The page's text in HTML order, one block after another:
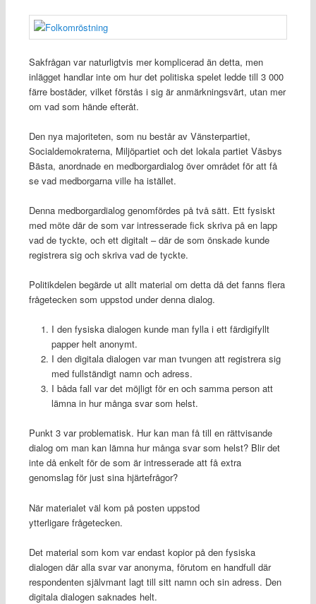
Sakfrågan var naturligtvis mer komplicerad än detta, men
inlägget handlar inte om hur det politiska spelet ledde till 3 000
färre bostäder, vilket förstås i sig är anmärkningsvärt, utan mer
om vad som hände efteråt.
Den nya majoriteten, som nu består av Vänsterpartiet,
Socialdemokraterna, Miljöpartiet och det lokala partiet Väsbys
Bästa, anordnade en medborgardialog över området för att få
se vad medborgarna ville ha istället.
Denna medborgardialog genomfördes på två sätt. Ett fysiskt
med möte där de som var intresserade fick skriva på en lapp
vad de tyckte, och ett digitalt – där de som önskade kunde
registrera sig och skriva vad de tyckte.
Politikdelen begärde ut allt material om detta då det fanns flera
frågetecken som uppstod under denna dialog.
I den fysiska dialogen kunde man fylla i ett färdigifyllt
papper helt anonymt.
I den digitala dialogen var man tvungen att registrera sig
med fullständigt namn och adress.
I båda fall var det möjligt för en och samma person att
lämna in hur många svar som helst.
Punkt 3 var problematisk. Hur kan man få till en rättvisande
dialog om man kan lämna hur många svar som helst? Blir det
inte då enkelt för de som är intresserade att få extra
genomslag för just sina hjärtefrågor?
När materialet väl kom på posten uppstod
ytterligare frågetecken.
Det material som kom var endast kopior på den fysiska
dialogen där alla svar var anonyma, förutom en handfull där
respondenten självmant lagt till sitt namn och sin adress. Den
digitala dialogen saknades helt.